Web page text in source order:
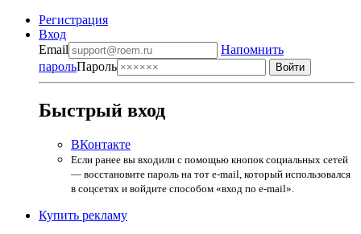
Регистрация
Вход
Email
Напомнить
парольПароль
Быстрый вход
ВКонтакте
Если ранее вы входили с помощью кнопок социальных сетей
— восстановите пароль на тот e-mail, который использовался
в соцсетях и войдите способом «вход по e-mail».
Купить рекламу